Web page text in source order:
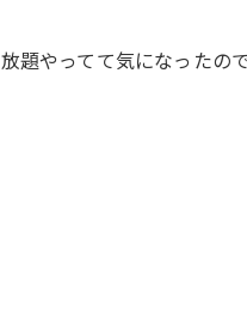
題やってて気になったの